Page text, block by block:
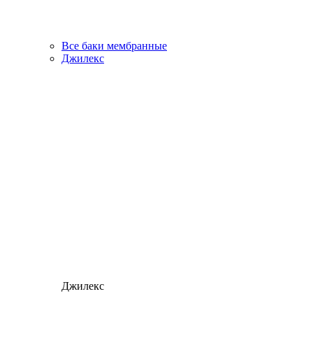
Все баки мембранные
Джилекс
Джилекс